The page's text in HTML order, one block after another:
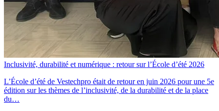
Inclusivité, durabilité et numérique : retour sur l’École d’été 2026
L’École d’été de Vestechpro était de retour en juin 2026 pour une 5e
édition sur les thèmes de l’inclusivité, de la durabilité et de la place
du…